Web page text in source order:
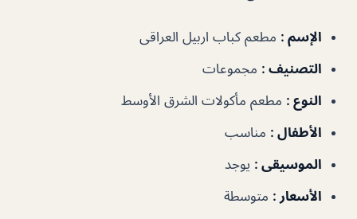
الإسم : مطعم كباب اربيل العراقى
التصنيف : مجموعات
النوع : مطعم مأكولات الشرق الأوسط
الأطفال : مناسب
الموسيقى : يوجد
الأسعار : متوسطة